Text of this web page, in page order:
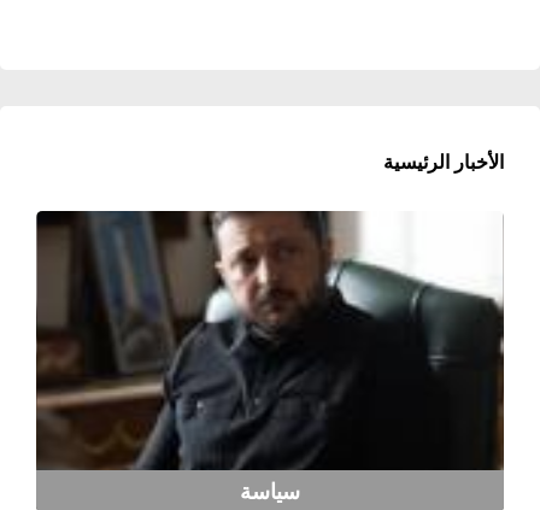
الأخبار الرئيسية
سياسة